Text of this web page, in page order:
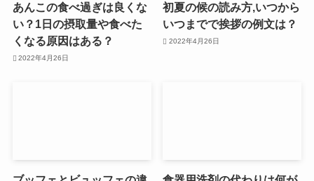
あんこの食べ過ぎは良くな
い？1日の摂取量や食べた
くなる原因はある？
2022年4月26日
初夏の候の読み方,いつから
いつまでで挨拶の例文は？
2022年4月26日